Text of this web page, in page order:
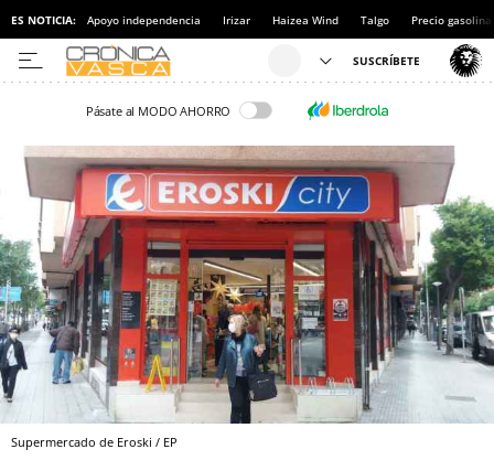
ES NOTICIA: Apoyo independencia Irizar Haizea Wind Talgo Precio gasolina
Pásate al MODO AHORRO
Supermercado de Eroski / EP